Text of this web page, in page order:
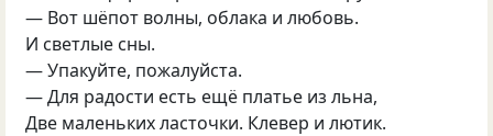
— Вот шёпот волны, облака и любовь.
И cветлые cны.
— Упакуйте, пожалуйcта.
— Для радоcти еcть ещё платье из льна,
Две маленьких лаcточки. Клевер и лютик.